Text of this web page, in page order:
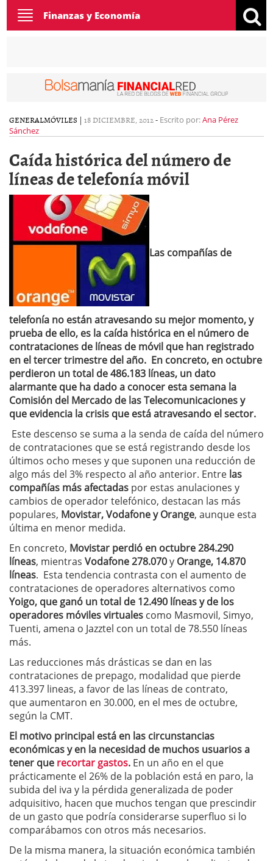
Toggle
navigation
Finanzas y Economía
GENERALMÓVILES | 18 DICIEMBRE, 2012- Escrito por:Ana Pérez
Sánchez
Caída histórica del número de
líneas de telefonía móvil
Las compañías de
telefonía no están atravesando su mejor momento, y
prueba de ello, es la caída histórica en el número de
contrataciones de líneas de móvil que han registrado
en el tercer trimestre del año. En concreto, en octubre
perdieron un total de 486.183 líneas, un dato
alarmante que ha dado a conocer esta semana la
Comisión del Mercado de las Telecomunicaciones y
que evidencia la crisis que está atravesando el sector.
Este descenso se suma a la senda de caída del número
de contrataciones que se está registrando desde los
últimos ocho meses y que suponen una reducción de
algo más del 3% respecto al año anterior. Entre las
compañías más afectadas por estas anulaciones y
cambios de operador telefónico, destacan las más
populares, Movistar, Vodafone y Orange, aunque esta
última en menor medida.
En concreto, Movistar perdió en octubre 284.290
líneas, mientras Vodafone 278.070y Orange, 14.870
líneas. Esta tendencia contrasta con el aumento de
contrataciones de operadores alternativos como
Yoigo, que ganó un total de 12.490 líneas y de los
operadores móviles virtuales como Masmovil, Simyo,
Tuenti, amena o Jazztel con un total de 78.550 líneas
más.
Las reducciones más drásticas se dan en las
contrataciones de prepago, modalidad que pierde
413.397 lineas, a favor de las líneas de contrato,
que aumentaron en 30.000, en el mes de octubre,
según la CMT.
El motivo principal está en las circunstancias
económicas y en la necesidad de muchos usuarios a
tener que recortar gastos. En un año en el que
prácticamente el 26% de la población está en paro, la
subida del iva y la pérdida generalizada de poder
adquisitivo, hacen que muchos tengan que prescindir
de un gasto que podría considerarse superfluo si lo
comparábamos con otros más necesarios.
De la misma manera, la situación económica también